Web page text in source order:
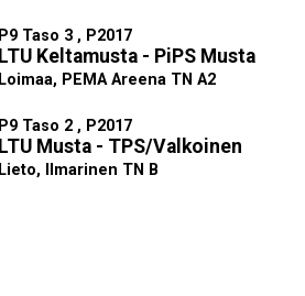
P9 Taso 3 , P2017
LTU Keltamusta - PiPS Musta
Loimaa, PEMA Areena TN A2
P9 Taso 2 , P2017
LTU Musta - TPS/Valkoinen
Lieto, Ilmarinen TN B